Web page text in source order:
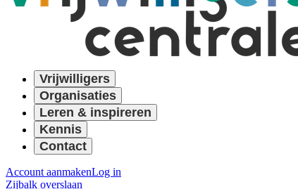
Vrijwilligers
Organisaties
Leren & inspireren
Kennis
Contact
Account aanmakenLog in
Zijbalk overslaan